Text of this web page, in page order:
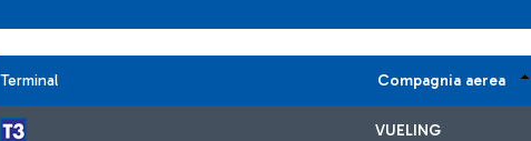
Terminal Compagnia aerea
VUELING